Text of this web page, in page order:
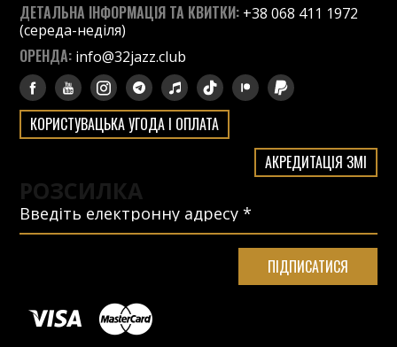
ДЕТАЛЬНА ІНФОРМАЦІЯ ТА КВИТКИ: +38 068 411 1972
(середа-неділя)
ОРЕНДА: info@32jazz.club
КОРИСТУВАЦЬКА УГОДА І ОПЛАТА
АКРЕДИТАЦІЯ ЗМІ
РОЗСИЛКА